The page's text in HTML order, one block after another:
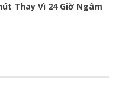
Thay Vì 24 Giờ Ngâm